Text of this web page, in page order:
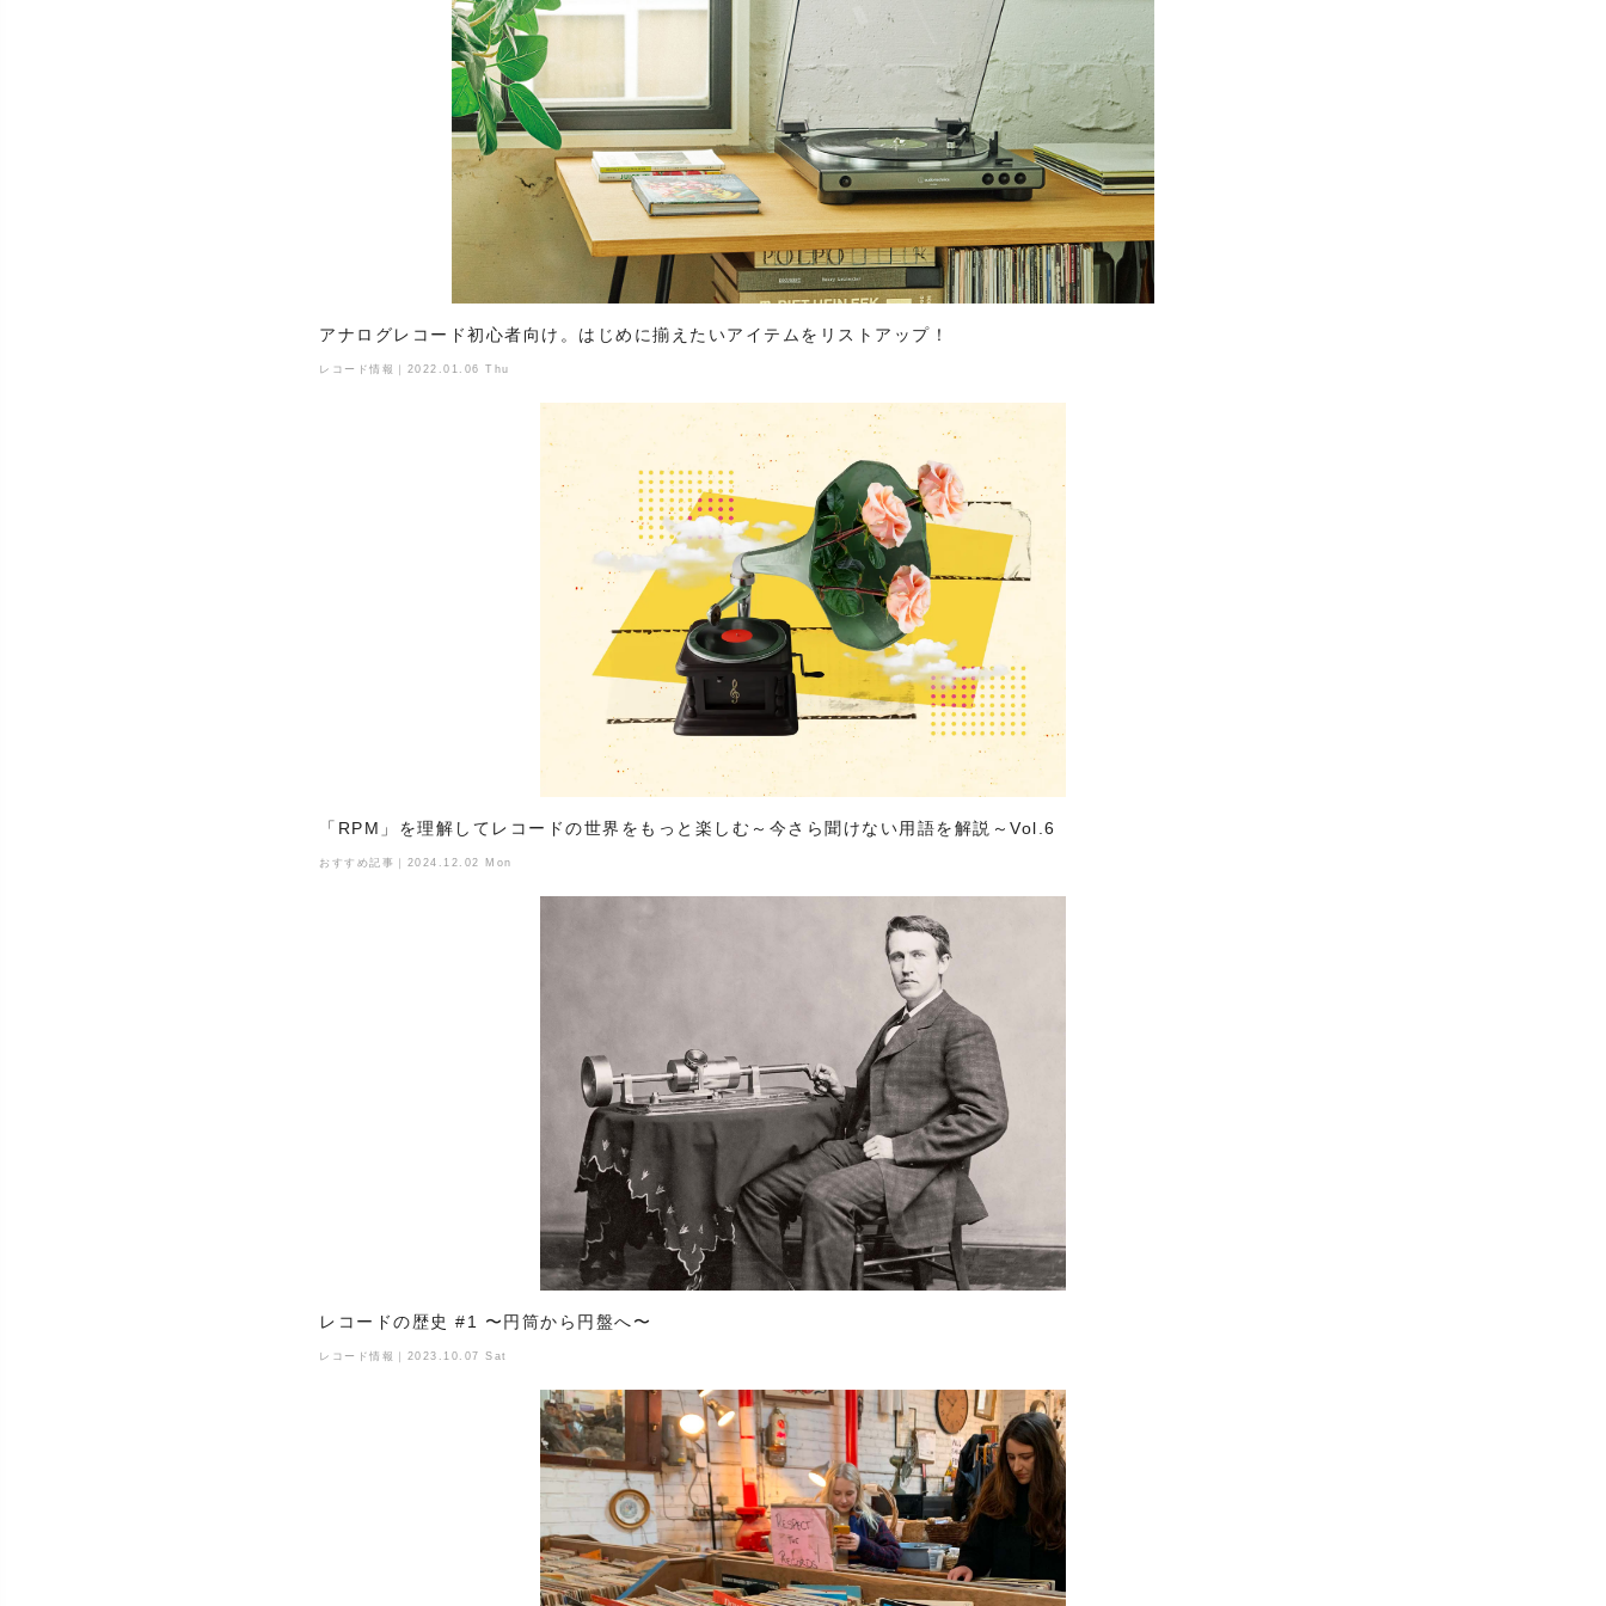
アナログレコード初心者向け。はじめに揃えたいアイテムをリストアップ！
レコード情報｜2022.01.06 Thu
「RPM」を理解してレコードの世界をもっと楽しむ～今さら聞けない用語を解説～Vol.6
おすすめ記事｜2024.12.02 Mon
レコードの歴史 #1 〜円筒から円盤へ〜
レコード情報｜2023.10.07 Sat